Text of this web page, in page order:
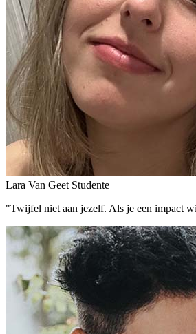
Lara Van Geet Studente
"Twijfel niet aan jezelf. Als je een impact